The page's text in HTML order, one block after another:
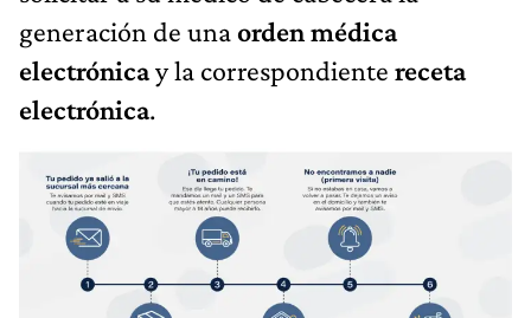
generación de unaorden médica
electrónicay la correspondiente receta
electrónica.